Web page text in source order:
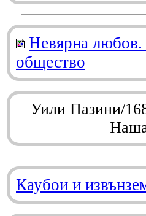
Невярна любов.
общество
Уили Пазини/
Каубои и